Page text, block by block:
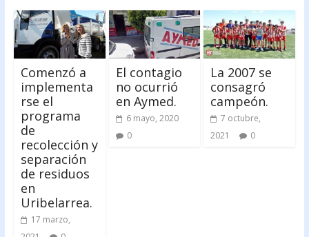
Comenzó a
implementa
rse el
programa
de
recolección y
separación
de residuos
en
Uribelarrea.
17 marzo,
El contagio
no ocurrió
en Aymed.
6 mayo, 2020
0
La 2007 se
consagró
campeón.
7 octubre,
2021
0